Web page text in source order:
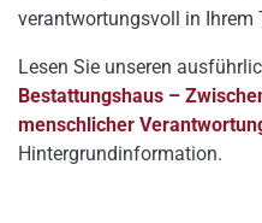
verantwortungsvoll in Ihrem
Lesen Sie unseren
Bestattungshaus –
menschlicher
Hintergrundinformation.